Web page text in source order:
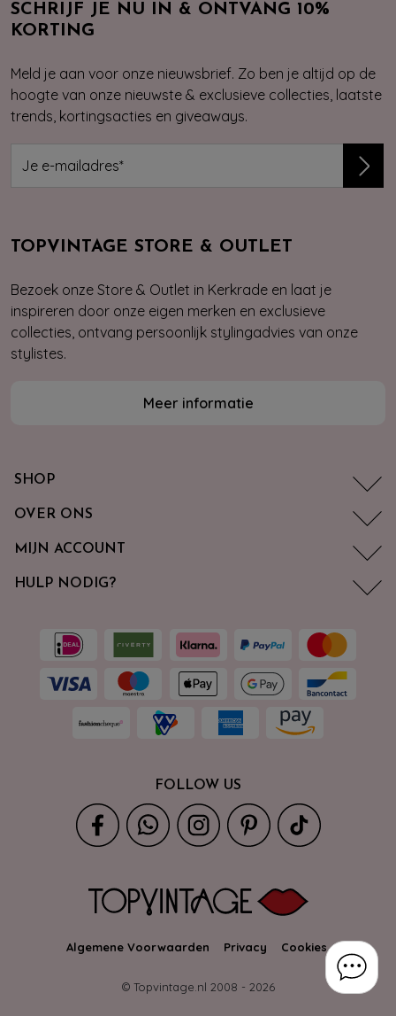
SCHRIJF JE NU IN & ONTVANG 10%
KORTING
Meld je aan voor onze nieuwsbrief. Zo ben je altijd op de
hoogte van onze nieuwste & exclusieve collecties, laatste
trends, kortingsacties en giveaways.
TOPVINTAGE STORE & OUTLET
Bezoek onze Store & Outlet in Kerkrade en laat je
inspireren door onze eigen merken en exclusieve
collecties, ontvang persoonlijk stylingadvies van onze
stylistes.
Meer informatie
SHOP
OVER ONS
MIJN ACCOUNT
HULP NODIG?
FOLLOW US
Algemene Voorwaarden Privacy Cookies
© Topvintage.nl 2008 - 2026